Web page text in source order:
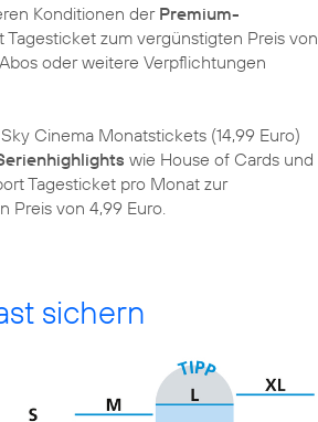
Konditionen der Premium-
zum vergünstigten Preis von
oder weitere Verpflichtungen
Cinema Monatstickets (14,99 Euro)
wie House of Cards und
Tagesticket pro Monat zur
Preis von 4,99 Euro.
sichern